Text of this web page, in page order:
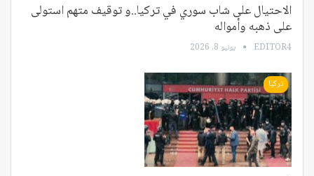
الاحتيال على شاب سوري في تركيا..و توقيف متهم استولى
على ذهبه وأمواله
EDITOR4 يونيو 8, 2026
تركيا